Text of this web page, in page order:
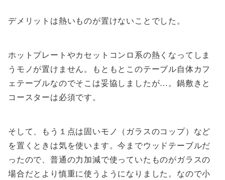
デメリットは熱いものが置けないことでした。
ホットプレートやカセットコンロ系の熱くなってしま
うモノが置けません。もともとこのテーブル自体カフ
ェテーブルなのでそこは妥協しましたが…。鍋敷きと
コースターは必須です。
そして、もう１点は固いモノ（ガラスのコップ）など
を置くときは気を使います。今までウッドテーブルだ
ったので、普通の力加減で使っていたものがガラスの
場合だとより慎重に使うようになりました。なので小